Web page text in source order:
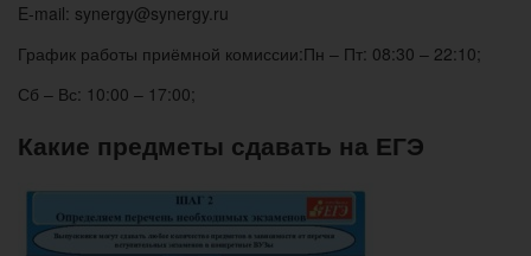
E-mail: synergy@synergy.ru
График работы приёмной комиссии:Пн – Пт: 08:30 – 22:10;
Сб – Вс: 10:00 – 17:00;
Какие предметы сдавать на ЕГЭ